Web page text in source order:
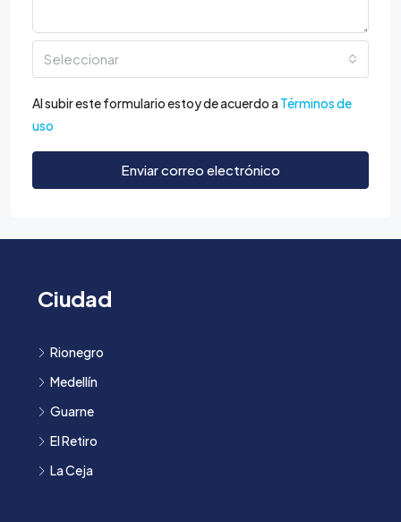
Seleccionar
Al subir este formulario estoy de acuerdo a Términos de
uso
Enviar correo electrónico
Ciudad
Rionegro
Medellín
Guarne
El Retiro
La Ceja